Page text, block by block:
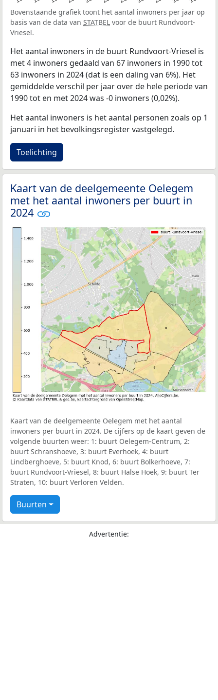
Bovenstaande grafiek toont het aantal inwoners per jaar op
basis van de data van STATBEL voor de buurt Rundvoort-
Vriesel.
Het aantal inwoners in de buurt Rundvoort-Vriesel is
met 4 inwoners gedaald van 67 inwoners in 1990 tot
63 inwoners in 2024 (dat is een daling van 6%). Het
gemiddelde verschil per jaar over de hele periode van
1990 tot en met 2024 was -0 inwoners (0,02%).
Het aantal inwoners is het aantal personen zoals op 1
januari in het bevolkingsregister vastgelegd.
Toelichting
Kaart van de deelgemeente Oelegem
met het aantal inwoners per buurt in
2024
Kaart van de deelgemeente Oelegem met het aantal
inwoners per buurt in 2024. De cijfers op de kaart geven de
volgende buurten weer: 1: buurt Oelegem-Centrum, 2:
buurt Schranshoeve, 3: buurt Everhoek, 4: buurt
Lindberghoeve, 5: buurt Knod, 6: buurt Bolkerhoeve, 7:
buurt Rundvoort-Vriesel, 8: buurt Halse Hoek, 9: buurt Ter
Straten, 10: buurt Verloren Velden.
Buurten
Advertentie: